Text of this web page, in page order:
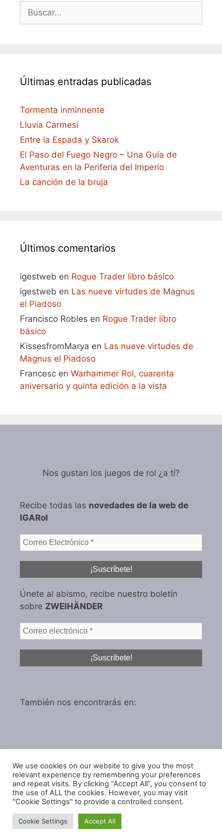
Últimas entradas publicadas
Tormenta inminnente
Lluvia Carmesí
Entre la Espada y Skarok
El Paso del Fuego Negro – Una Guía de
Aventuras en la Periferia del Imperio
La canción de la bruja
Últimos comentarios
igestweb en Rogue Trader libro básico
igestweb en Las nueve virtudes de Magnus
el Piadoso
Francisco Robles en Rogue Trader libro
básico
KissesfromMarya en Las nueve virtudes de
Magnus el Piadoso
Francesc en Warhammer Rol, cuarenta
aniversario y quinta edición a la vista
Nos gustan los juegos de rol ¿a tí?
Recibe todas las novedades de la web de
IGARol
Únete al abismo, recibe nuestro boletín
sobre ZWEIHÄNDER
También nos encontrarás en:
Política de privacidad
Política de cookies
© 2026 IGARol Estudio• Creado con
We use cookies on our website to give you the most
relevant experience by remembering your preferences
and repeat visits. By clicking “Accept All”, you consent to
the use of ALL the cookies. However, you may visit
"Cookie Settings" to provide a controlled consent.
Cookie Settings Accept All